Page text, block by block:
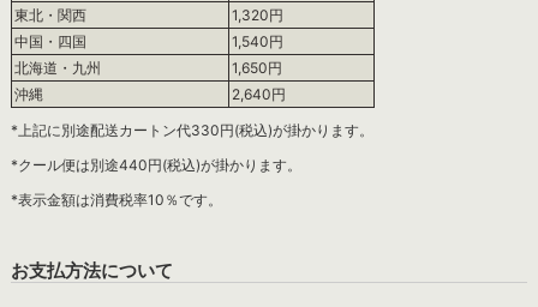
東北・関西
1,320円
中国・四国
1,540円
北海道・九州
1,650円
沖縄
2,640円
*上記に別途配送カートン代330円(税込)が掛かります。
*クール便は別途440円(税込)が掛かります。
*表示金額は消費税率10％です。
お支払方法について